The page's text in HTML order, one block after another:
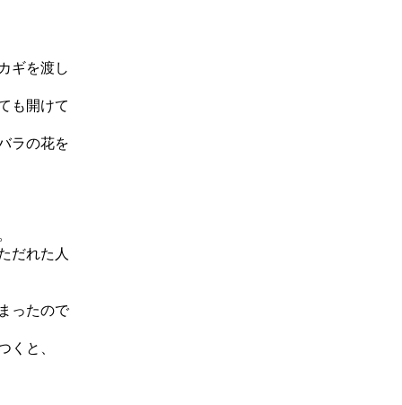
ギを渡し
も開けて
ラの花を
だれた人
ったので
と、